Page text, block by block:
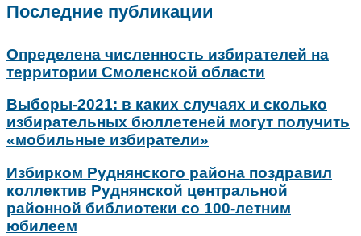
Последние публикации
Определена численность избирателей на
территории Смоленской области
Выборы-2021: в каких случаях и сколько
избирательных бюллетеней могут получить
«мобильные избиратели»
Избирком Руднянского района поздравил
коллектив Руднянской центральной
районной библиотеки со 100-летним
юбилеем